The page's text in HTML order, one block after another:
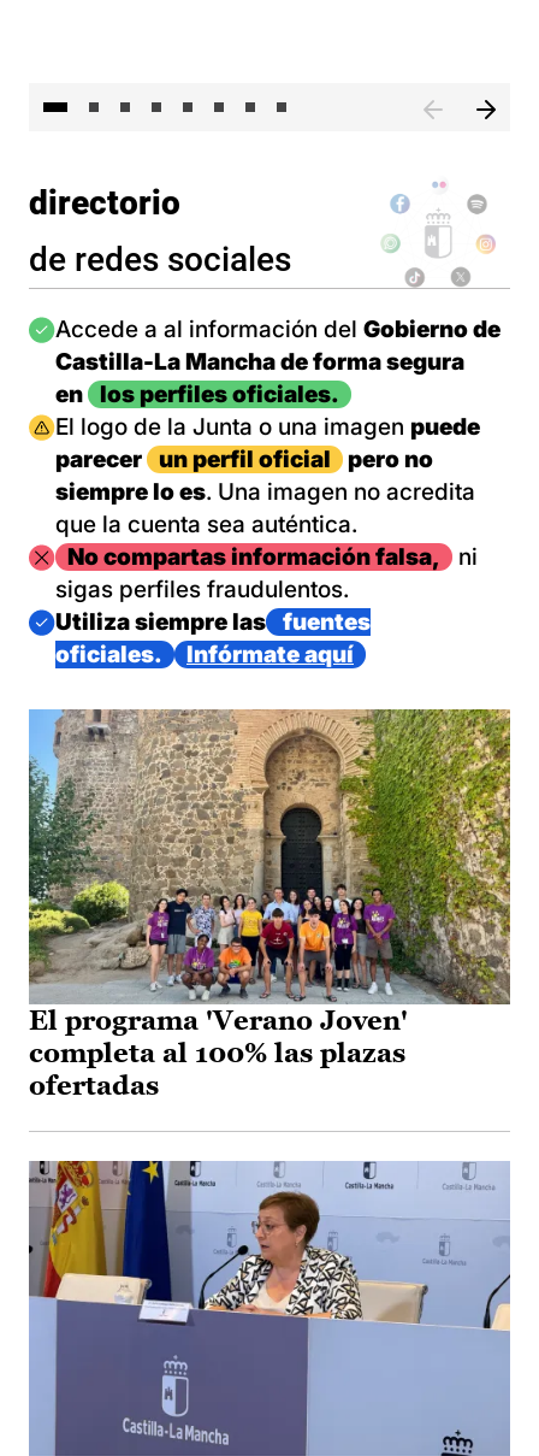
directorio
de redes sociales
Imagen
Accede a al información del Gobierno de
Castilla-La Mancha de forma segura
en
los perfiles oficiales.
Imagen
El logo de la Junta o una imagen puede
parecer
un perfil oficial
pero no
siempre lo es. Una imagen no acredita
que la cuenta sea auténtica.
ImagenNo compartas información falsa,
ni
sigas perfiles fraudulentos.
Imagen
Utiliza siempre las
fuentes
oficiales.
Infórmate aquí
El programa 'Verano Joven'
completa al 100% las plazas
ofertadas